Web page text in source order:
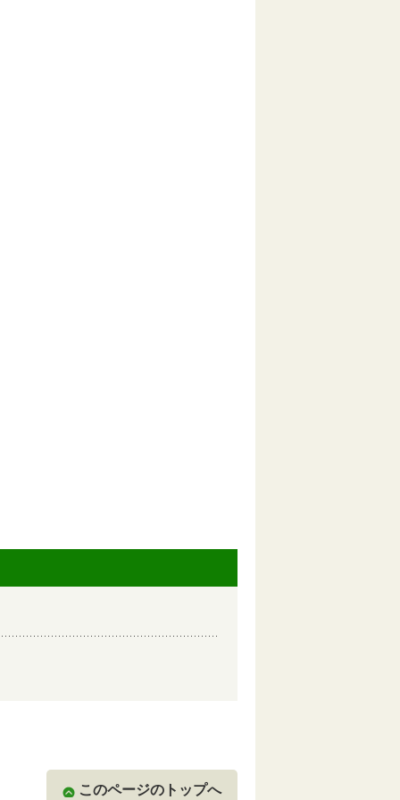
このページのトップへ